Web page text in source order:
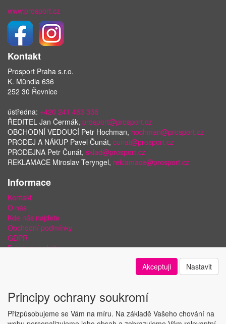
www.prosport.cz
Kontakt
Prosport Praha s.r.o.
K. Mündla 636
252 30 Řevnice
ústředna: +420 241 483 338
ŘEDITEL Jan Čermák, prosport@prosport.cz
OBCHODNÍ VEDOUCÍ Petr Hochman, hochman@prosport.cz
PRODEJ A NÁKUP Pavel Čunát, cunat@prosport.cz
PRODEJNA Petr Čunát, sklad@prosport.cz
REKLAMACE Miroslav Teryngel, reklamace@prosport.cz
Informace
Kontakt
O nás
Kde nás najdete
Obchodní podmínky
GDPR
Doprava a platba
Akceptuji Nastavit
Principy ochrany soukromí
Přizpůsobujeme se Vám na míru. Na základě Vašeho chování na